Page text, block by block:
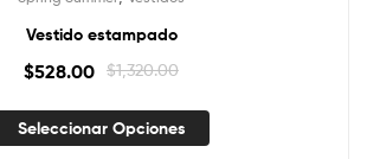
Vestido estampado
$1,320.00
$528.00
Seleccionar Opciones